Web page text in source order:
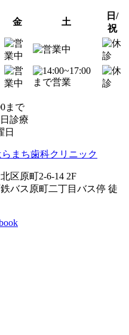
金 土
日/
祝
まで
診療
日
区原町2-6-14 2F
バス原町二丁目バス停 徒